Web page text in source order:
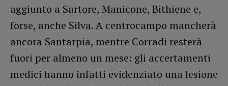
aggiunto a Sartore, Manicone, Bithiene e,
forse, anche Silva. A centrocampo mancherà
ancora Santarpia, mentre Corradi resterà
fuori per almeno un mese: gli accertamenti
medici hanno infatti evidenziato una lesione